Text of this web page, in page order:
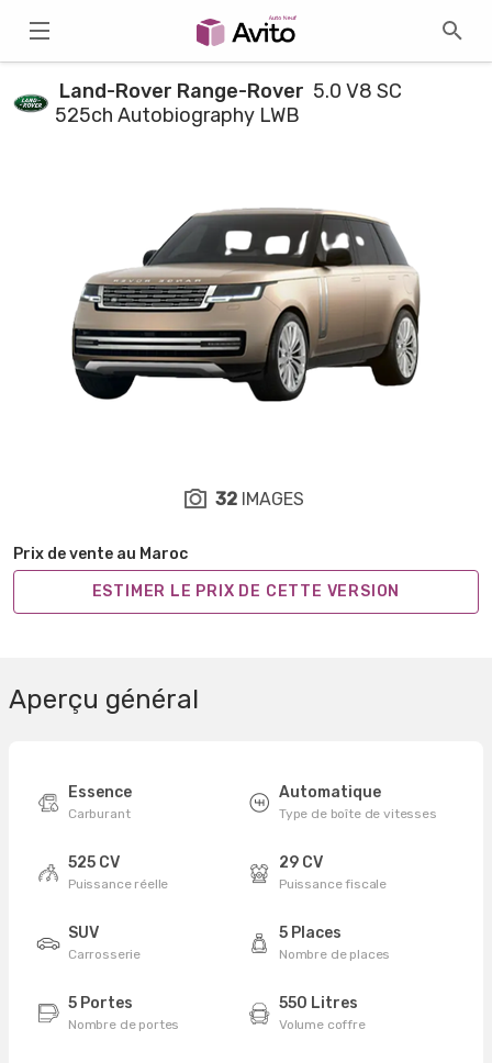
Land-Rover Range-Rover 5.0 V8 SC
525ch Autobiography LWB
Prix de vente au Maroc
ESTIMER LE PRIX DE CETTE VERSION
32 IMAGES
Aperçu général
Essence
Carburant
Automatique
Type de boîte de vitesses
525 CV
Puissance réelle
29 CV
Puissance fiscale
SUV
Carrosserie
5 Places
Nombre de places
5 Portes
Nombre de portes
550 Litres
Volume coffre